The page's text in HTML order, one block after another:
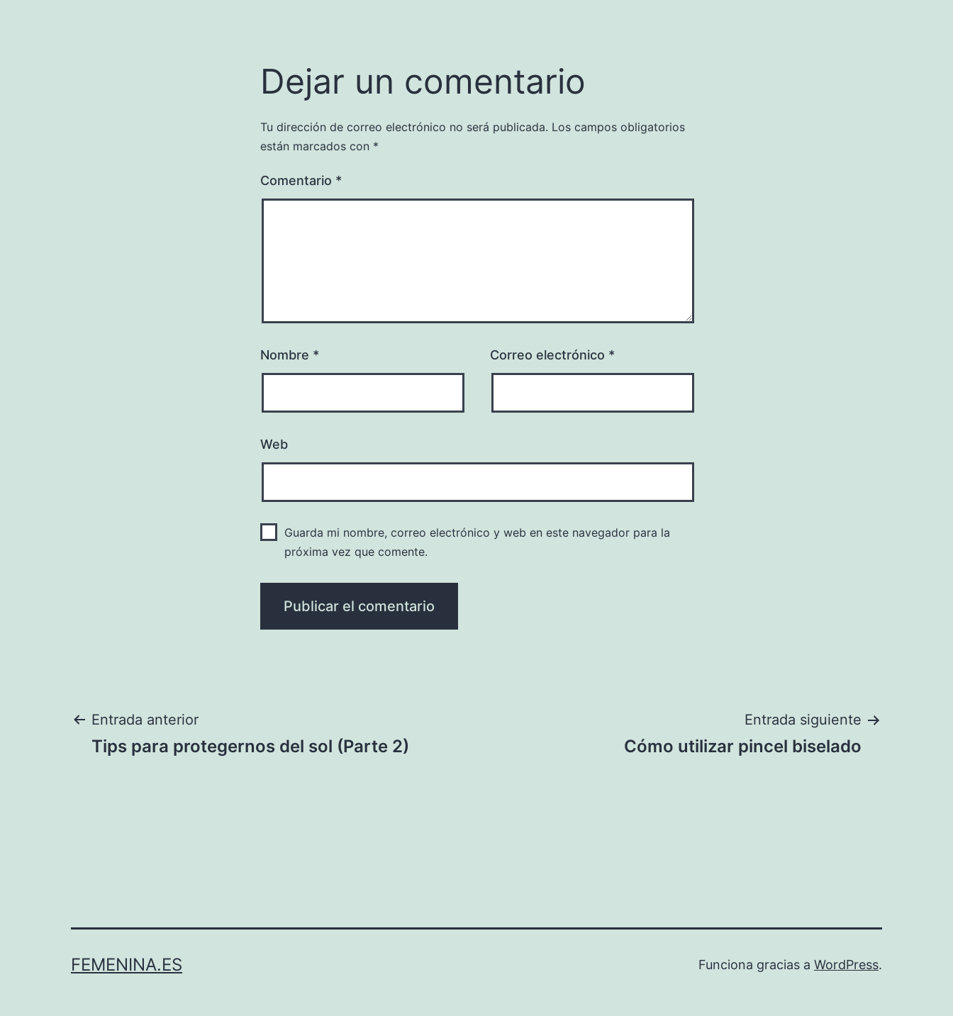
Dejar un comentario
Tu dirección de correo electrónico no será publicada. Los campos obligatorios
están marcados con *
Comentario *
Nombre * Correo electrónico *
Web
Guarda mi nombre, correo electrónico y web en este navegador para la
próxima vez que comente.
Navegación
Entrada anterior
Tips para protegernos del sol (Parte 2)
Entrada siguiente
Cómo utilizar pincel biselado
FEMENINA.ES Funciona gracias a WordPress.